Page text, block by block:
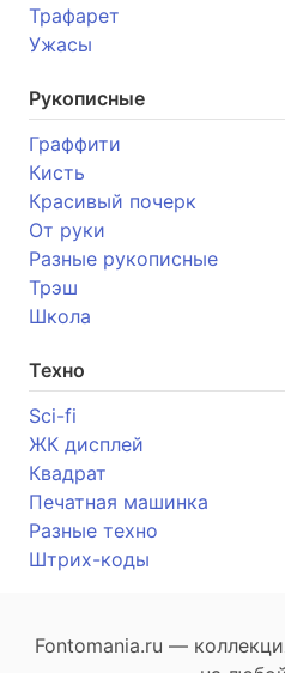
Трафарет
Ужасы
Рукописные
Граффити
Кисть
Красивый почерк
От руки
Разные рукописные
Трэш
Школа
Техно
Sci-fi
ЖК дисплей
Квадрат
Печатная машинка
Разные техно
Штрих-коды
Fontomania.ru —